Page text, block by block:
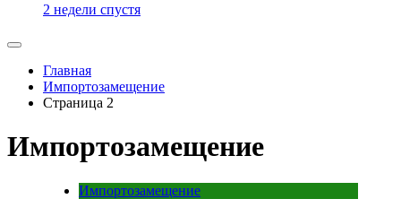
2 недели спустя
Главная
Импортозамещение
Страница 2
Импортозамещение
Импортозамещение